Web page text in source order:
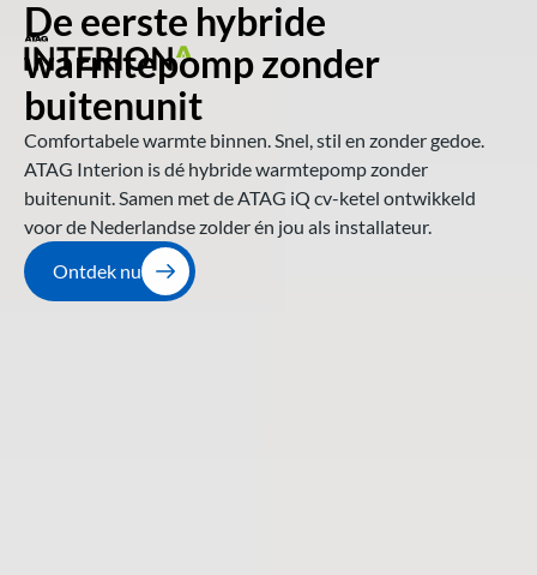
De eerste hybride
warmtepomp zonder
buitenunit
Comfortabele warmte binnen. Snel, stil en zonder gedoe.
ATAG Interion is dé hybride warmtepomp zonder
buitenunit. Samen met de ATAG iQ cv-ketel ontwikkeld
voor de Nederlandse zolder én jou als installateur.
Ontdek nu